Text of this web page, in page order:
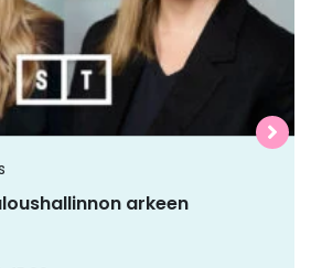
arkeen
Voit
tehdä
valinnat
tuotteen
sivulla.